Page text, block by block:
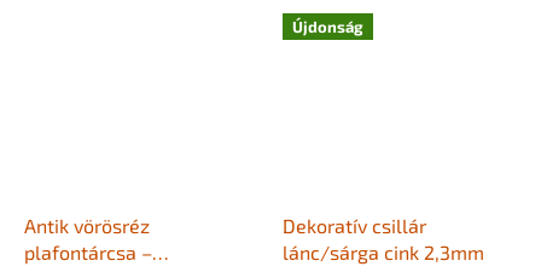
Antik vörösréz
plafontárcsa –
Újdonság
Dekoratív csillár
lánc/sárga cink 2,3mm